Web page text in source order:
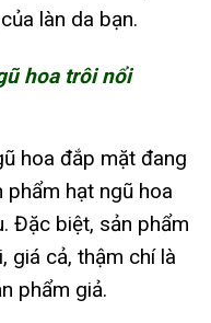
làn da bạn.
hoa trôi nổi
hoa đắp mặt đang
hạt ngũ hoa
Đặc biệt, sản phẩm
giá cả, thậm chí là
phẩm giả.